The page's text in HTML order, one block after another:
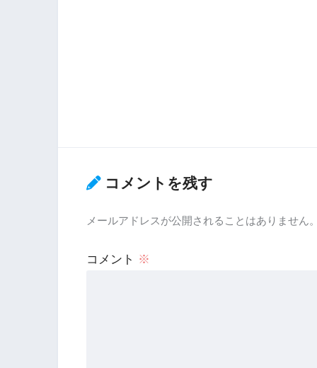
コメントを残す
メールアドレスが公開されることはありません
コメント ※